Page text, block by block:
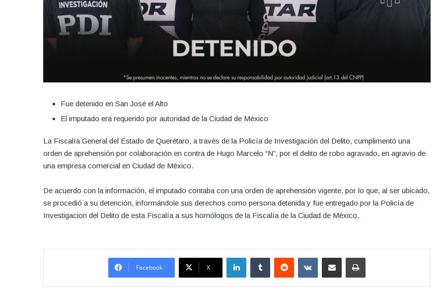
Fue detenido en San José el Alto
El imputado era requerido por autoridad de la Ciudad de México
La Fiscalía General del Estado de Querétaro, a través de la Policía de Investigación del Delito, cumplimentó una
orden de aprehensión por colaboración en contra de Hugo Marcelo “N”, por el delito de robo agravado, en agravio de
una empresa comercial en Ciudad de México.
De acuerdo con la información, el imputado contaba con una orden de aprehensión vigente, por lo que, al ser ubicado,
se procedió a su detención, informándole sus derechos como persona detenida y fue entregado por la Policía de
Investigacion del Delito de esta Fiscalía a sus homólogos de la Fiscalía de la Ciudad de México.
Facebook X
LinkedInTumblr Reddit VKontakteCompartir por correo electrónicoImprimir